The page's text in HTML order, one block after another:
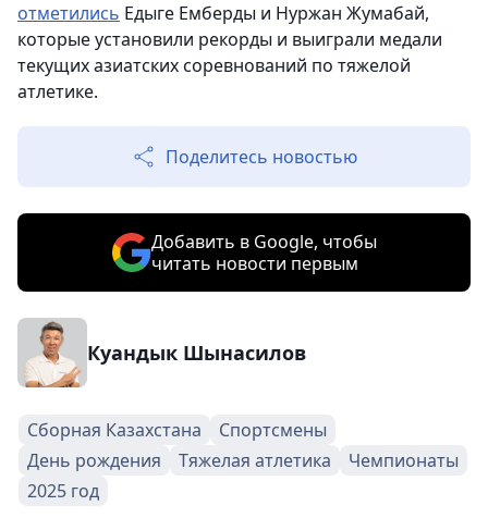
отметились Едыге Емберды и Нуржан Жумабай,
которые установили рекорды и выиграли медали
текущих азиатских соревнований по тяжелой
атлетике.
Поделитесь новостью
Добавить в Google, чтобы
читать новости первым
Куандык Шынасилов
Сборная Казахстана
Спортсмены
День рождения
Тяжелая атлетика
Чемпионаты
2025 год